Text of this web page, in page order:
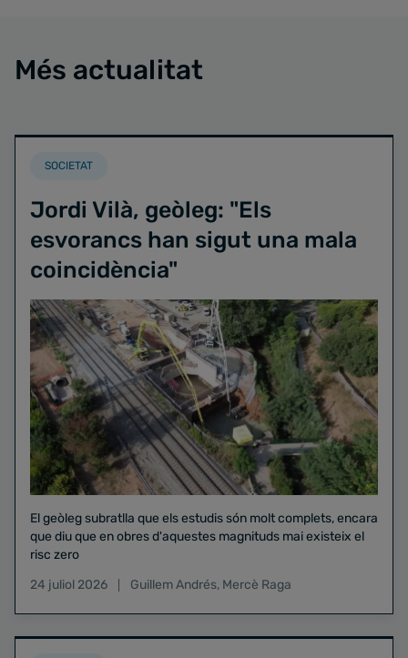
Més actualitat
SOCIETAT
Jordi Vilà, geòleg: "Els
esvorancs han sigut una mala
coincidència"
El geòleg subratlla que els estudis són molt complets, encara
que diu que en obres d'aquestes magnituds mai existeix el
risc zero
24 juliol 2026
Guillem Andrés, Mercè Raga